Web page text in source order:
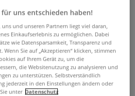
schräg. Kurzer roher Stiel.
ab19,66 €
inklusive 20% bzw. 10% MwSt,
ggf. zuzüglichVersandkosten
Produkt bestellen
für uns entschieden haben!
uns und unseren Partnern liegt viel daran,
Einkaufserlebnis zu ermöglichen. Dabei
wie Datensparsamkeit, Transparenz und
Wenn Sie auf „Akzeptieren“ klicken, stimmen
auf Ihrem Gerät zu, um die
die Websitenutzung zu analysieren und
zu unterstützen. Selbstverständlich
jederzeit in den Einstellungen ändern oder
unter Datenschutz